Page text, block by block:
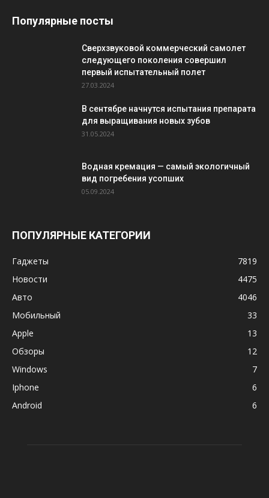
Популярные посты
Сверхзвуковой коммерческий самолет
следующего поколения совершил
первый испытательный полет
27.03.2024
В сентябре начнутся испытания препарата
для выращивания новых зубов
31.05.2024
Водная кремация — самый экологичный
вид погребения усопших
05.09.2024
ПОПУЛЯРНЫЕ КАТЕГОРИИ
Гаджеты
7819
Новости
4475
Авто
4046
Мобильный
33
Apple
13
Обзоры
12
Windows
7
Iphone
6
Android
6